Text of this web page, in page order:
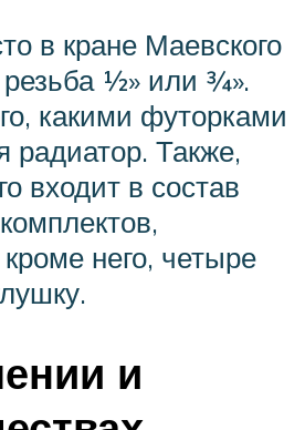
в кране Маевского
резьба ½» или ¾».
какими футорками
радиатор. Также,
входит в состав
него, четыре
и